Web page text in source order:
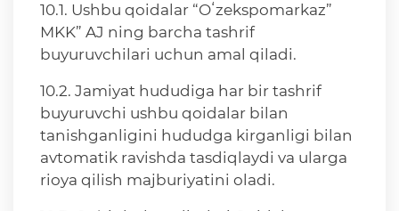
10.1. Ushbu qoidalar “Oʻzekspomarkaz”
MKK” AJ ning barcha tashrif
buyuruvchilari uchun amal qiladi.
10.2. Jamiyat hududiga har bir tashrif
buyuruvchi ushbu qoidalar bilan
tanishganligini hududga kirganligi bilan
avtomatik ravishda tasdiqlaydi va ularga
rioya qilish majburiyatini oladi.